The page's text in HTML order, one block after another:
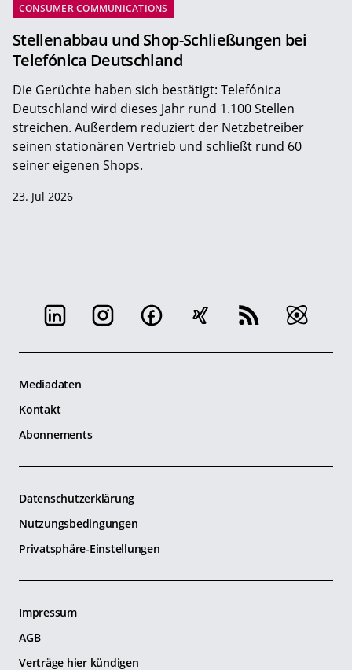
CONSUMER COMMUNICATIONS
Stellenabbau und Shop-Schließungen bei
Telefónica Deutschland
Die Gerüchte haben sich bestätigt: Telefónica
Deutschland wird dieses Jahr rund 1.100 Stellen
streichen. Außerdem reduziert der Netzbetreiber
seinen stationären Vertrieb und schließt rund 60
seiner eigenen Shops.
23. Jul 2026
Mediadaten
Kontakt
Abonnements
Datenschutzerklärung
Nutzungsbedingungen
Privatsphäre-Einstellungen
Impressum
AGB
Verträge hier kündigen